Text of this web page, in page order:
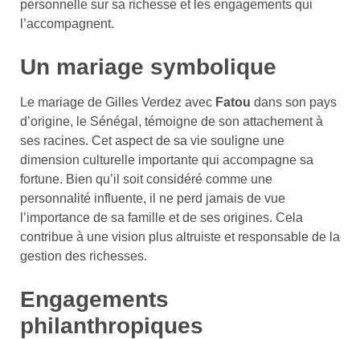
personnelle sur sa richesse et les engagements qui
l’accompagnent.
Un mariage symbolique
Le mariage de Gilles Verdez avec Fatou dans son pays
d’origine, le Sénégal, témoigne de son attachement à
ses racines. Cet aspect de sa vie souligne une
dimension culturelle importante qui accompagne sa
fortune. Bien qu’il soit considéré comme une
personnalité influente, il ne perd jamais de vue
l’importance de sa famille et de ses origines. Cela
contribue à une vision plus altruiste et responsable de la
gestion des richesses.
Engagements
philanthropiques